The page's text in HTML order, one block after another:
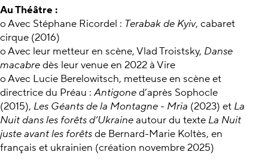
Au Théâtre :
o Avec Stéphane Ricordel : Terabak de Kyiv, cabaret
cirque (2016)
o Avec leur metteur en scène, Vlad Troistsky, Danse
macabredès leur venue en 2022 à Vire
o Avec Lucie Berelowitsch, metteuse en scène et
directrice du Préau :Antigoned’après Sophocle
(2015), Les Géants de la Montagne - Mria (2023) et La
Nuit dans les forêts d’Ukraineautour du texte La Nuit
juste avant les forêtsde Bernard-Marie Koltès, en
français et ukrainien (création novembre 2025)